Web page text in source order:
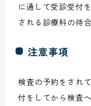
に通して受診受付
される診療科の待
注意事項
検査の予約をされ
付をしてから検査